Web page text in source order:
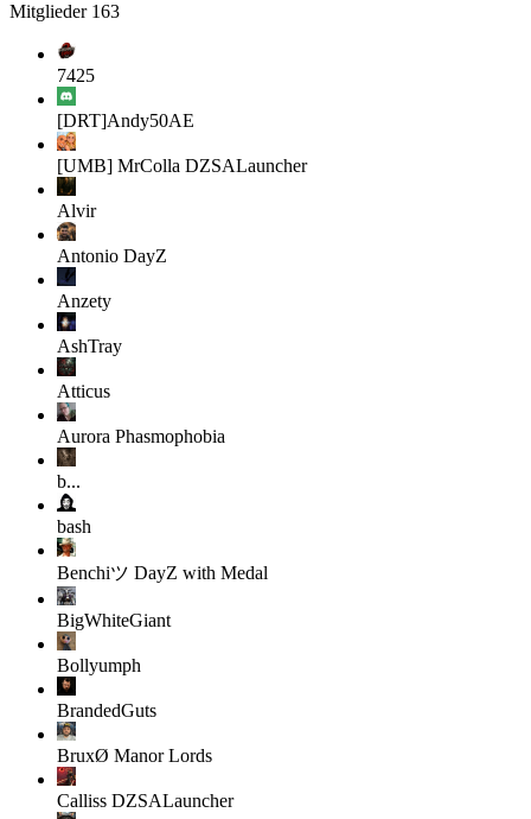
Mitglieder 163
7425
[DRT]Andy50AE
[UMB] MrColla DZSALauncher
Alvir
Antonio DayZ
Anzety
AshTray
Atticus
Aurora Phasmophobia
b...
bash
Benchiツ DayZ with Medal
BigWhiteGiant
Bollyumph
BrandedGuts
BruxØ Manor Lords
Calliss DZSALauncher